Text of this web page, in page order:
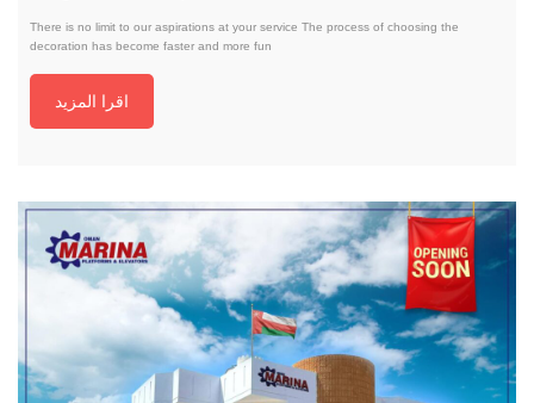
There is no limit to our aspirations at your service The process of choosing the
decoration has become faster and more fun
اقرا المزيد